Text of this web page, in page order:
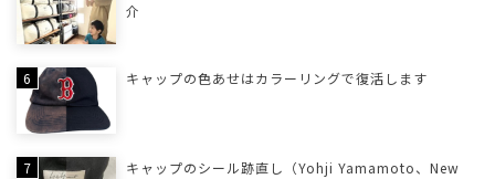
介
キャップの色あせはカラーリングで復活します
キャップのシール跡直し（Yohji Yamamoto、New